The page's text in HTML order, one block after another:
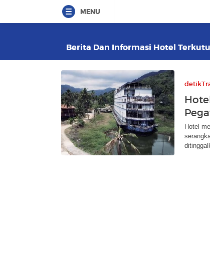
MENU
Berita Dan Informasi Hotel
Hotel